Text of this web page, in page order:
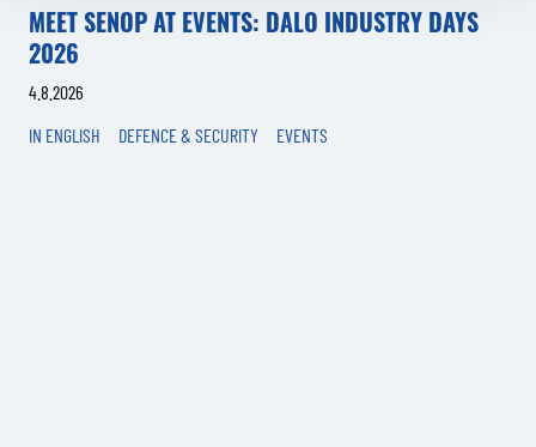
MEET SENOP AT EVENTS: DALO INDUSTRY DAYS
2026
4.8.2026
IN ENGLISH
DEFENCE & SECURITY EVENTS